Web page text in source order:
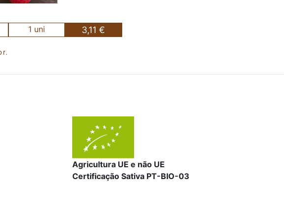
1 uni 3,11 €
Agricultura UE e não UE
Certificação Sativa PT-BIO-03